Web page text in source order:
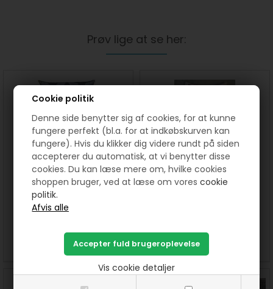
Cookie politik
Denne side benytter sig af cookies, for at kunne
fungere perfekt (bl.a. for at indkøbskurven kan
fungere). Hvis du klikker dig videre rundt på siden
accepterer du automatisk, at vi benytter disse
cookies. Du kan læse mere om, hvilke cookies
shoppen bruger, ved at læse om vorescookie
politik.
Vis cookie detaljer
Prøv lige at se her:
Gunilla Pude mønster
SE MERE KØB
Birthe Pude mønster (9)
SE MERE